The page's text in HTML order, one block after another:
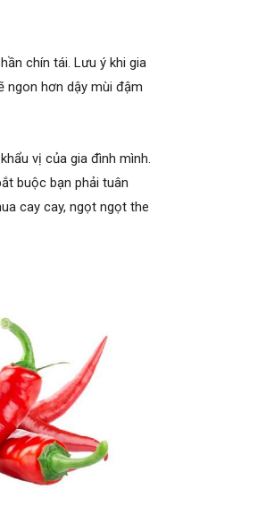
chín tái. Lưu ý khi gia
ngon hơn dậy mùi đậm
vị của gia đình mình.
buộc bạn phải tuân
cay cay, ngọt ngọt the